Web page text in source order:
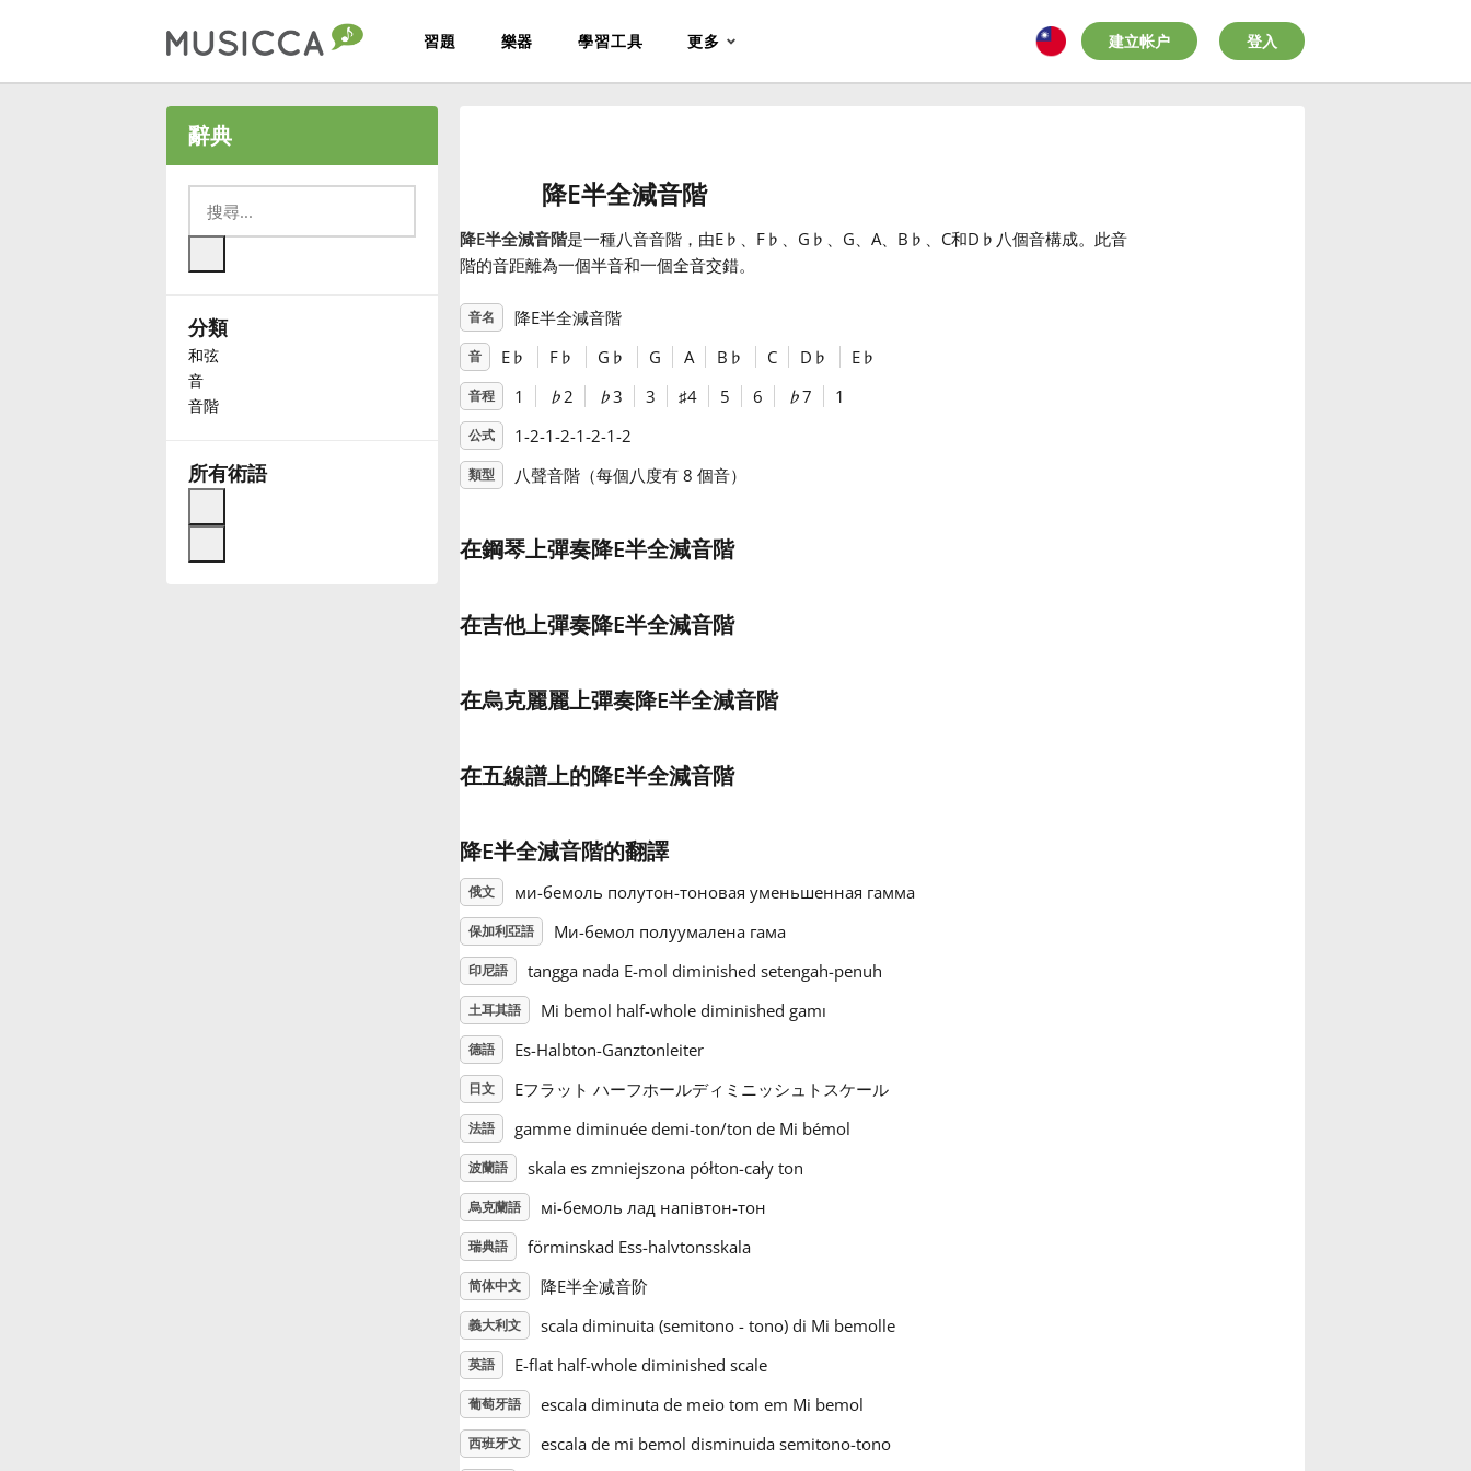
習題 樂器 學習工具 更多
Български
Deutsch
Español
Français
建立帐户 登入
辭典
分類
和弦
音
音階
所有術語
降E半全減音階
降E半全減音階是一種八音音階，由E♭ 、F♭ 、G ♭ 、G、A、B ♭ 、C和D ♭ 八個音構成。此音
階的音距離為一個半音和一個全音交錯。
音名 降E半全減音階
音 E♭ F♭ G ♭ G A B ♭ C D ♭ E♭
音程 1 ♭2 ♭3 3 ♯4 5 6 ♭7 1
公式 1-2-1-2-1-2-1-2
類型 八聲音階（每個八度有 8 個音）
在鋼琴上彈奏降E半全減音階
在吉他上彈奏降E半全減音階
在烏克麗麗上彈奏降E半全減音階
在五線譜上的降E半全減音階
降E半全減音階的翻譯
俄文 ми-бемоль полутон-тоновая уменьшенная гамма
保加利亞語 Mи-бемол полуумалена гама
印尼語 tangga nada E-mol diminished setengah-penuh
土耳其語 Mi bemol half-whole diminished gamı
德語 Es-Halbton-Ganztonleiter
日文 Eフラット ハーフホールディミニッシュトスケール
法語 gamme diminuée demi-ton/ton de Mi bémol
波蘭語 skala es zmniejszona półton-cały ton
烏克蘭語 мі-бемоль лад напівтон-тон
瑞典語 förminskad Ess-halvtonsskala
简体中文 降E半全减音阶
義大利文 scala diminuita (semitono - tono) di Mi bemolle
英語 E-flat half-whole diminished scale
葡萄牙語 escala diminuta de meio tom em Mi bemol
西班牙文 escala de mi bemol disminuida semitono-tono